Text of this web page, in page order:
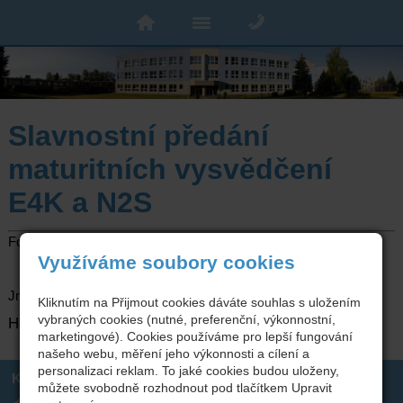
Slavnostní předání
maturitních vysvědčení
E4K a N2S
Foto
Jméno: maturanti
Heslo: isstbn
Kontakt
Integrovaná střední škola
Využíváme soubory cookies
Kliknutím na Přijmout cookies dáváte souhlas s uložením
vybraných cookies (nutné, preferenční, výkonnostní,
marketingové). Cookies používáme pro lepší fungování
našeho webu, měření jeho výkonnosti a cílení a
personalizaci reklam. To jaké cookies budou uloženy,
můžete svobodně rozhodnout pod tlačítkem Upravit